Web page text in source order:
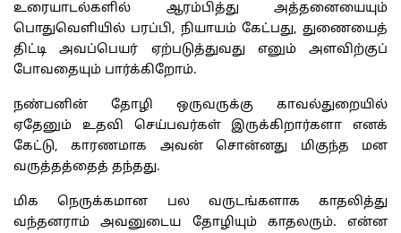
உரையாடல்களில் ஆரம்பித்து அத்தனையையும்
பொதுவெளியில் பரப்பி, நியாயம் கேட்பது, துணையைத்
திட்டி அவப்பெயர் ஏற்படுத்துவது எனும் அளவிற்குப்
போவதையும் பார்க்கிறோம்.
நண்பனின் தோழி ஒருவருக்கு காவல்துறையில்
ஏதேனும் உதவி செய்பவர்கள் இருக்கிறார்களா எனக்
கேட்டு, காரணமாக அவன் சொன்னது மிகுந்த மன
வருத்தத்தைத் தந்தது.
மிக நெருக்கமான பல வருடங்களாக காதலித்து
வந்தனராம் அவனுடைய தோழியும் காதலரும். என்ன